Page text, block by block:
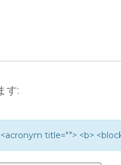
す:
title=""> <b>